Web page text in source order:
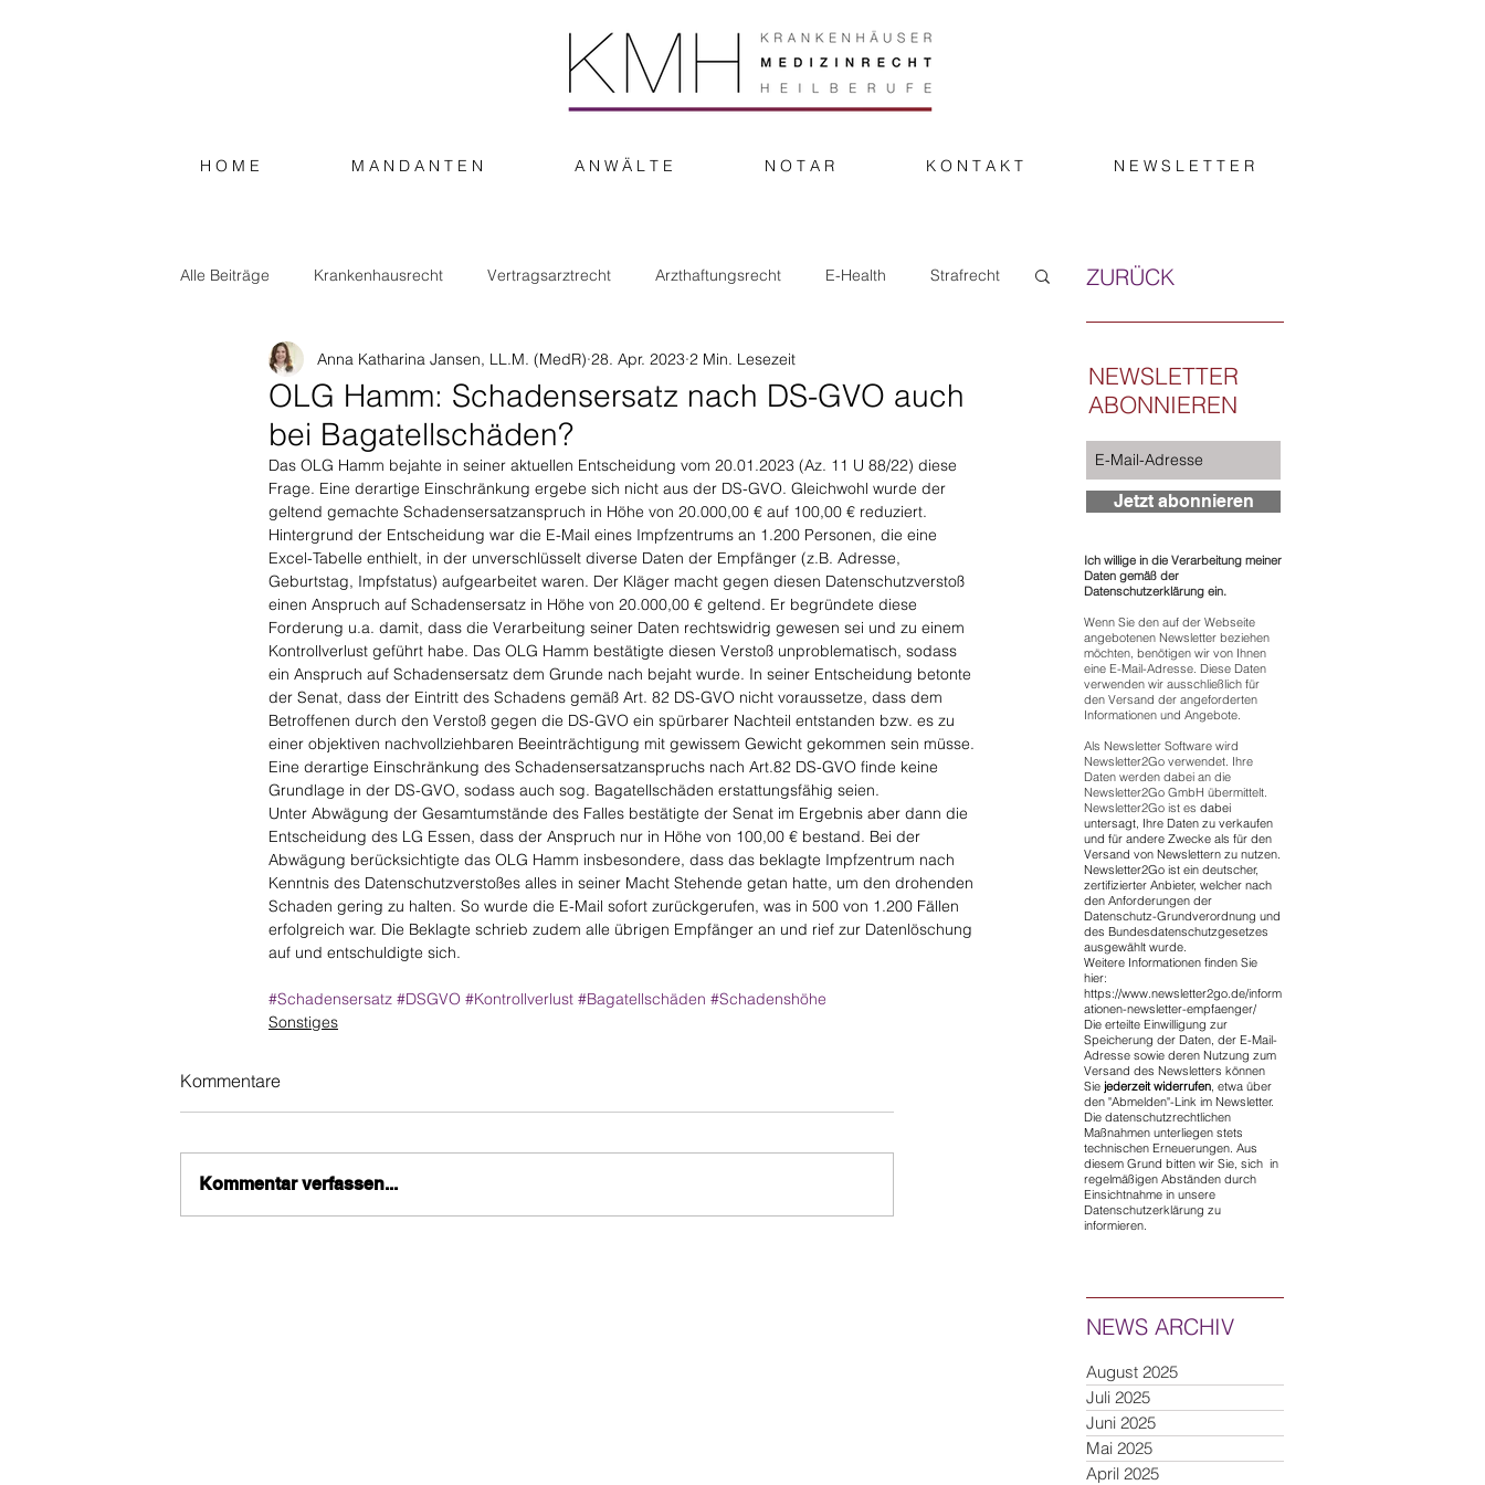
H O M E M A N D A N T E N A N W Ä L T E N O T A R K O N T A K T N E W S L E T T E R
Alle Beiträge Krankenhausrecht Vertragsarztrecht Arzthaftungsrecht E-Health Strafrecht
Steuerrecht Sonstiges
OLG Hamm: Schadensersatz nach DS-GVO auch
bei Bagatellschäden?
Anna Katharina Jansen, LL.M. (MedR) 28. Apr. 2023 2 Min. Lesezeit
Das OLG Hamm bejahte in seiner aktuellen Entscheidung vom 20.01.2023 (Az. 11 U 88/22) diese
Frage. Eine derartige Einschränkung ergebe sich nicht aus der DS-GVO. Gleichwohl wurde der
geltend gemachte Schadensersatzanspruch in Höhe von 20.000,00 € auf 100,00 € reduziert.
Hintergrund der Entscheidung war die E-Mail eines Impfzentrums an 1.200 Personen, die eine
Excel-Tabelle enthielt, in der unverschlüsselt diverse Daten der Empfänger (z.B. Adresse,
Geburtstag, Impfstatus) aufgearbeitet waren. Der Kläger macht gegen diesen Datenschutzverstoß
einen Anspruch auf Schadensersatz in Höhe von 20.000,00 € geltend. Er begründete diese
Forderung u.a. damit, dass die Verarbeitung seiner Daten rechtswidrig gewesen sei und zu einem
Kontrollverlust geführt habe. Das OLG Hamm bestätigte diesen Verstoß unproblematisch, sodass
ein Anspruch auf Schadensersatz dem Grunde nach bejaht wurde. In seiner Entscheidung betonte
der Senat, dass der Eintritt des Schadens gemäß Art. 82 DS-GVO nicht voraussetze, dass dem
Betroffenen durch den Verstoß gegen die DS-GVO ein spürbarer Nachteil entstanden bzw. es zu
einer objektiven nachvollziehbaren Beeinträchtigung mit gewissem Gewicht gekommen sein müsse.
Eine derartige Einschränkung des Schadensersatzanspruchs nach Art.82 DS-GVO finde keine
Grundlage in der DS-GVO, sodass auch sog. Bagatellschäden erstattungsfähig seien.
Unter Abwägung der Gesamtumstände des Falles bestätigte der Senat im Ergebnis aber dann die
Entscheidung des LG Essen, dass der Anspruch nur in Höhe von 100,00 € bestand. Bei der
Abwägung berücksichtigte das OLG Hamm insbesondere, dass das beklagte Impfzentrum nach
Kenntnis des Datenschutzverstoßes alles in seiner Macht Stehende getan hatte, um den drohenden
Schaden gering zu halten. So wurde die E-Mail sofort zurückgerufen, was in 500 von 1.200 Fällen
erfolgreich war. Die Beklagte schrieb zudem alle übrigen Empfänger an und rief zur Datenlöschung
auf und entschuldigte sich.
#Schadensersatz #DSGVO #Kontrollverlust #Bagatellschäden #Schadenshöhe
Sonstiges
Kommentare
Kommentar verfassen...
ZURÜCK
NEWSLETTER
ABONNIEREN
Jetzt abonnieren
Ich willige in die Verarbeitung meiner
Daten gemäß der
Datenschutzerklärung ein.
Wenn Sie den auf der Webseite
angebotenen Newsletter beziehen
möchten, benötigen wir von Ihnen
eine E-Mail-Adresse. Diese Daten
verwenden wir ausschließlich für
den Versand der angeforderten
Informationen und Angebote.
Als Newsletter Software wird
Newsletter2Go verwendet. Ihre
Daten werden dabei an die
Newsletter2Go GmbH übermittelt.
Newsletter2Go ist es dabei
untersagt, Ihre Daten zu verkaufen
und für andere Zwecke als für den
Versand von Newslettern zu nutzen.
Newsletter2Go ist ein deutscher,
zertifizierter Anbieter, welcher nach
den Anforderungen der
Datenschutz-Grundverordnung und
des Bundesdatenschutzgesetzes
ausgewählt wurde.
Weitere Informationen finden Sie
hier:
https://www.newsletter2go.de/inform
ationen-newsletter-empfaenger/
Die erteilte Einwilligung zur
Speicherung der Daten, der E-Mail-
Adresse sowie deren Nutzung zum
Versand des Newsletters können
Sie jederzeit widerrufen, etwa über
den "Abmelden"-Link im Newsletter.
Die datenschutzrechtlichen
Maßnahmen unterliegen stets
technischen Erneuerungen. Aus
diesem Grund bitten wir Sie, sich in
regelmäßigen Abständen durch
Einsichtnahme in unsere
Datenschutzerklärung zu
informieren.
NEWS ARCHIV
August 2025
Juli 2025
Juni 2025
Mai 2025
April 2025